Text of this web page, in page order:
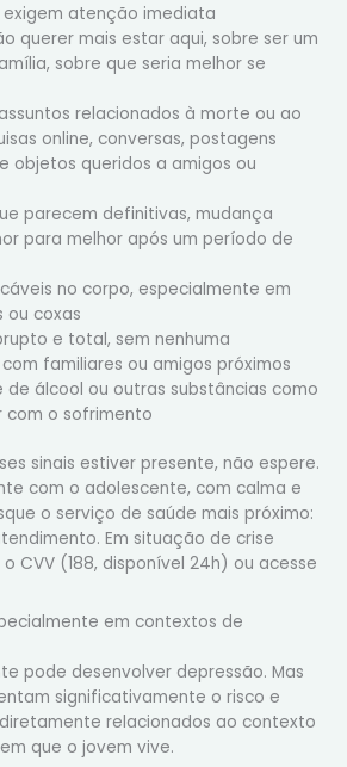
exigem atenção imediata
querer mais estar aqui, sobre ser um
sobre que seria melhor se
relacionados à morte ou ao
online, conversas, postagens
objetos queridos a amigos ou
parecem definitivas, mudança
para melhor após um período de
no corpo, especialmente em
ou coxas
e total, sem nenhuma
familiares ou amigos próximos
de álcool ou outras substâncias como
com o sofrimento
sinais estiver presente, não espere.
com o adolescente, com calma e
o serviço de saúde mais próximo:
Em situação de crise
CVV (188, disponível 24h) ou acesse
em contextos de
pode desenvolver depressão. Mas
significativamente o risco e
relacionados ao contexto
que o jovem vive.